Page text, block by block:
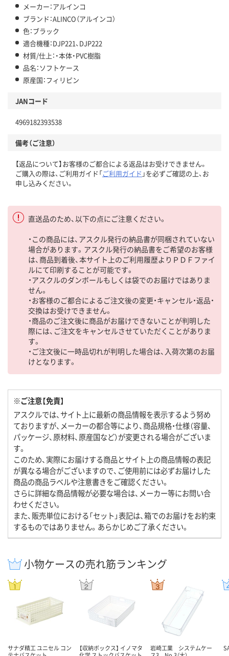
メーカー：アルインコ
ブランド：ALINCO（アルインコ）
色：ブラック
適合機種：DJP221、DJP222
材質/仕上：・本体・PVC樹脂
品名：ソフトケース
原産国：フィリピン
JANコード
4969182393538
備考（ご注意）
【返品について】お客様のご都合による返品はお受けできません。
ご購入の際は、ご利用ガイド「ご利用ガイド 」を必ずご確認の上、お
申し込みください。
直送品のため、以下の点にご注意ください。
・この商品には、アスクル発行の納品書が同梱されていない
場合があります。アスクル発行の納品書をご希望のお客様
は、商品到着後、本サイト上のご利用履歴よりＰＤＦファイ
ルにて印刷することが可能です。
・アスクルのダンボールもしくは袋でのお届けではありま
せん。
・お客様のご都合によるご注文後の変更・キャンセル・返品・
交換はお受けできません。
・商品のご注文後に商品がお届けできないことが判明した
際には、ご注文をキャンセルさせていただくことがありま
す。
・ご注文後に一時品切れが判明した場合は、入荷次第のお届
けとなります。
※ご注意【免責】
アスクルでは、サイト上に最新の商品情報を表示するよう努め
ておりますが、メーカーの都合等により、商品規格・仕様（容量、
パッケージ、原材料、原産国など）が変更される場合がございま
す。
このため、実際にお届けする商品とサイト上の商品情報の表記
が異なる場合がございますので、ご使用前には必ずお届けした
商品の商品ラベルや注意書きをご確認ください。
さらに詳細な商品情報が必要な場合は、メーカー等にお問い合
わせください。
また、販売単位における「セット」表記は、箱でのお届けをお約束
するものではありません。あらかじめご了承ください。
小物ケースの売れ筋ランキング
サナダ精工 ユニセル コン
【収納ボックス】 イノマタ
岩崎工業 システムケー